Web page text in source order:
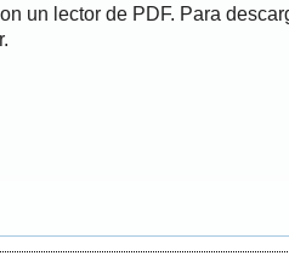
un lector de PDF. Para